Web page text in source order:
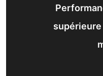
supérieure